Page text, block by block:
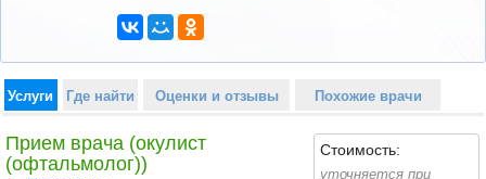
Услуги Где найти Оценки и отзывы Похожие врачи
Прием врача (окулист
(офтальмолог))
Стоимость:
уточняется при